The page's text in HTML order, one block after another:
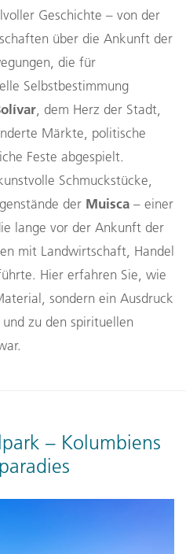
Geschichte – von der
über die Ankunft der
die für
Selbstbestimmung
, dem Herz der Stadt,
Märkte, politische
Feste abgespielt.
Schmuckstücke,
der Muisca – einer
lange vor der Ankunft der
mit Landwirtschaft, Handel
Hier erfahren Sie, wie
sondern ein Ausdruck
zu den spirituellen
– Kolumbiens